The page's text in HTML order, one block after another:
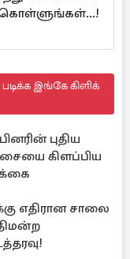
இங்கே கிளிக்
புதிய
கிளப்பிய
எதிரான சாலை